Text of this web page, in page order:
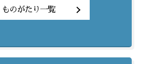
ものがたり一覧